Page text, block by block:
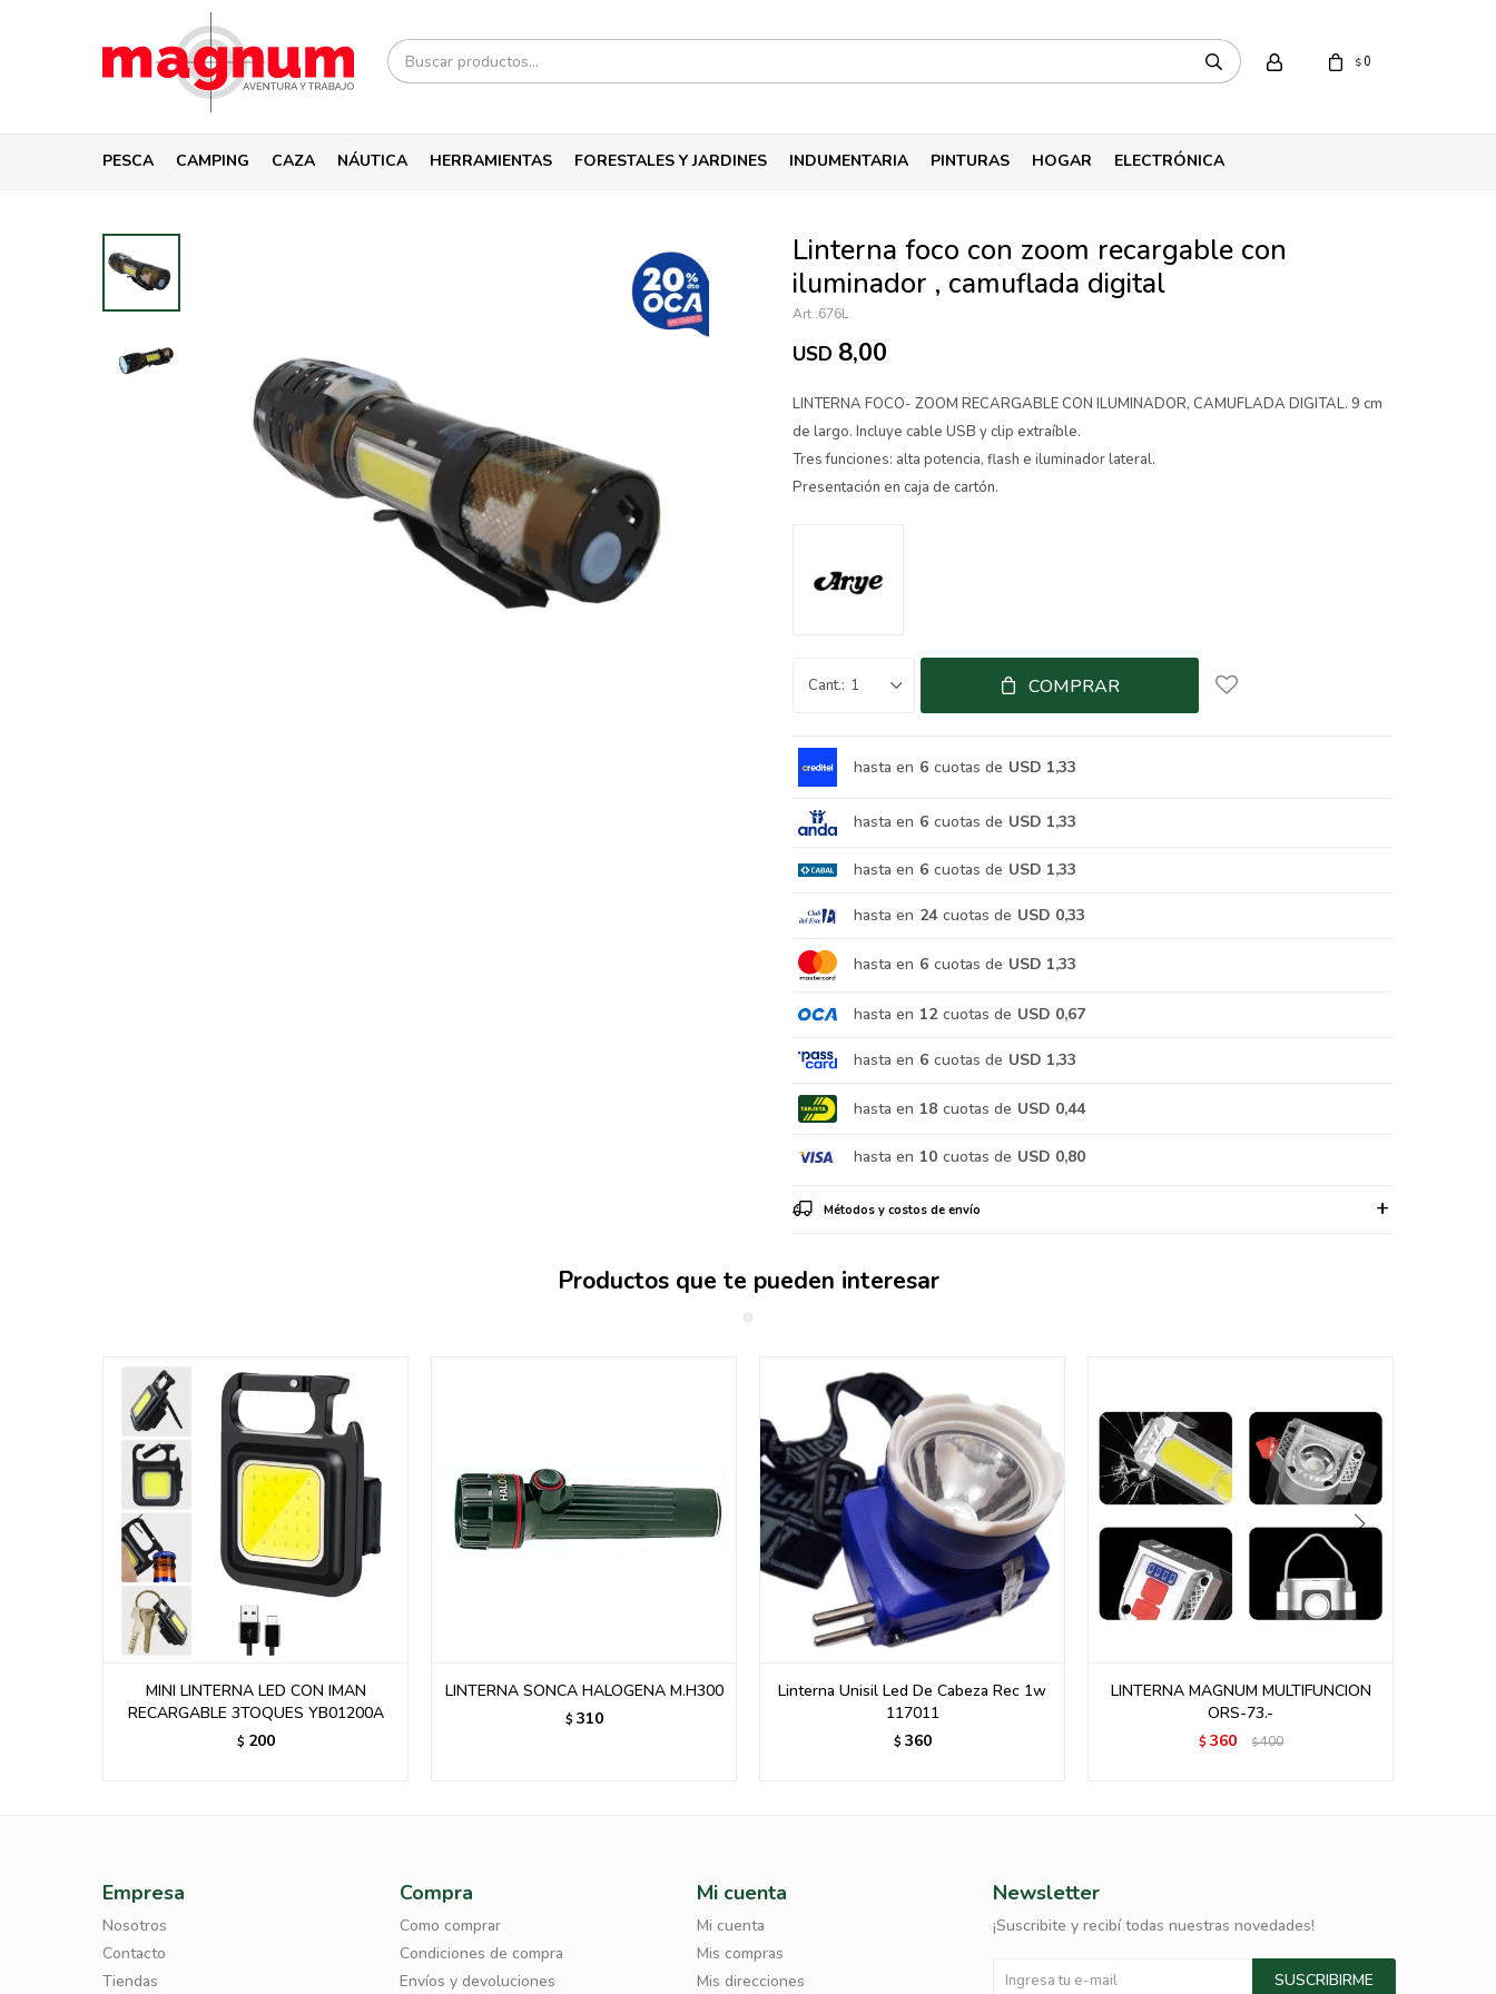
PESCA CAMPING CAZA NÁUTICA HERRAMIENTAS FORESTALES Y JARDINES INDUMENTARIA PINTURAS HOGAR ELECTRÓNICA
$ 0
Linterna foco con zoom recargable con
iluminador , camuflada digital
676L
USD 8,00
LINTERNA FOCO- ZOOM RECARGABLE CON ILUMINADOR, CAMUFLADA DIGITAL. 9 cm
de largo. Incluye cable USB y clip extraíble.
Tres funciones: alta potencia, flash e iluminador lateral.
Presentación en caja de cartón.
1 COMPRAR
hasta en 6 cuotas de USD 1,33
hasta en 6 cuotas de USD 1,33
hasta en 6 cuotas de USD 1,33
hasta en 24 cuotas de USD 0,33
hasta en 6 cuotas de USD 1,33
hasta en 12 cuotas de USD 0,67
hasta en 6 cuotas de USD 1,33
hasta en 18 cuotas de USD 0,44
hasta en 10 cuotas de USD 0,80
Métodos y costos de envío
Productos que te pueden interesar
MINI LINTERNA LED CON IMAN
RECARGABLE 3TOQUES YB01200A
$ 200
LINTERNA SONCA HALOGENA M.H300
$ 310
Linterna Unisil Led De Cabeza Rec 1w
117011
$ 360
LINTERNA MAGNUM MULTIFUNCION
ORS-73.-
$ 360 $400
Empresa
Nosotros
Contacto
Tiendas
Compra
Como comprar
Condiciones de compra
Envíos y devoluciones
Mi cuenta
Mi cuenta
Mis compras
Mis direcciones
Newsletter
¡Suscribite y recibí todas nuestras novedades!
SUSCRIBIRME